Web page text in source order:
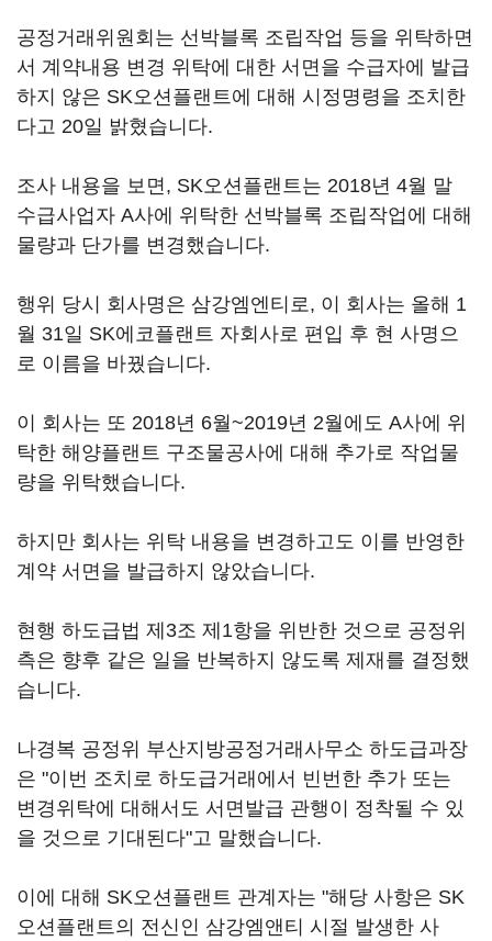
공정거래위원회는 선박블록 조립작업 등을 위탁하면
서 계약내용 변경 위탁에 대한 서면을 수급자에 발급
하지 않은 SK오션플랜트에 대해 시정명령을 조치한
다고 20일 밝혔습니다.
조사 내용을 보면, SK오션플랜트는 2018년 4월 말
수급사업자 A사에 위탁한 선박블록 조립작업에 대해
물량과 단가를 변경했습니다.
행위 당시 회사명은 삼강엠엔티로, 이 회사는 올해 1
월 31일 SK에코플랜트 자회사로 편입 후 현 사명으
로 이름을 바꿨습니다.
이 회사는 또 2018년 6월~2019년 2월에도 A사에 위
탁한 해양플랜트 구조물공사에 대해 추가로 작업물
량을 위탁했습니다.
하지만 회사는 위탁 내용을 변경하고도 이를 반영한
계약 서면을 발급하지 않았습니다.
현행 하도급법 제3조 제1항을 위반한 것으로 공정위
측은 향후 같은 일을 반복하지 않도록 제재를 결정했
습니다.
나경복 공정위 부산지방공정거래사무소 하도급과장
은 "이번 조치로 하도급거래에서 빈번한 추가 또는
변경위탁에 대해서도 서면발급 관행이 정착될 수 있
을 것으로 기대된다"고 말했습니다.
이에 대해 SK오션플랜트 관계자는 "해당 사항은 SK
오션플랜트의 전신인 삼강엠앤티 시절 발생한 사